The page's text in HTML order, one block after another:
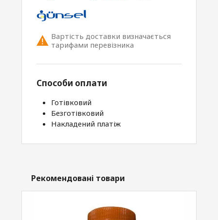
Вартість доставки визначається
тарифами перевізника
Способи оплати
Готівковий
Безготівковий
Накладений платіж
Рекомендовані товари